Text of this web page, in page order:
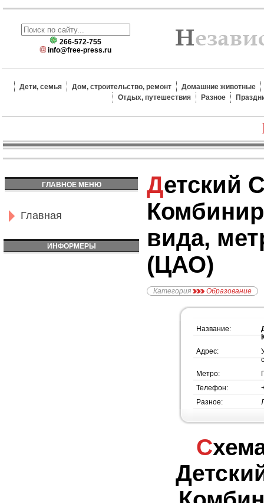
266-572-755
info@free-press.ru
Дети, семья Дом, строительство, ремонт
Домашние животные
Отдых, путешествия
Разное
ГЛАВНОЕ МЕНЮ
Главная
ИНФОРМЕРЫ
Детский Сад №1420
вида,
(ЦАО)
Категория Образование
Название:
Адрес:
Метро:
Телефон:
Разное:
Схема проезда -